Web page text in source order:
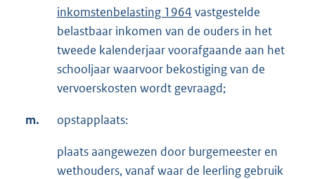
inkomstenbelasting 1964 vastgestelde
belastbaar inkomen van de ouders in het
tweede kalenderjaar voorafgaande aan het
schooljaar waarvoor bekostiging van de
vervoerskosten wordt gevraagd;
m. opstapplaats:
plaats aangewezen door burgemeester en
wethouders, vanaf waar de leerling gebruik